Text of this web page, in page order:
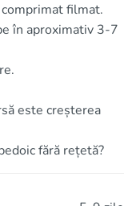
filmat.
în aproximativ 3-7
este creșterea
fără rețetă?